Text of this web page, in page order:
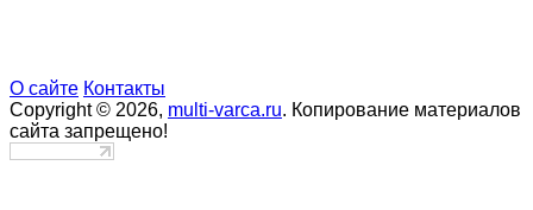
О сайте Контакты
Copyright © 2026, multi-varca.ru. Копирование материалов
сайта запрещено!